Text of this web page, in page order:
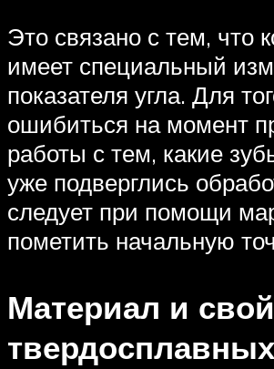
Это связано с тем, что
имеет специальный
показателя угла. Для
ошибиться на момент
работы с тем, какие
уже подверглись
следует при помощи
пометить начальную
Материал и